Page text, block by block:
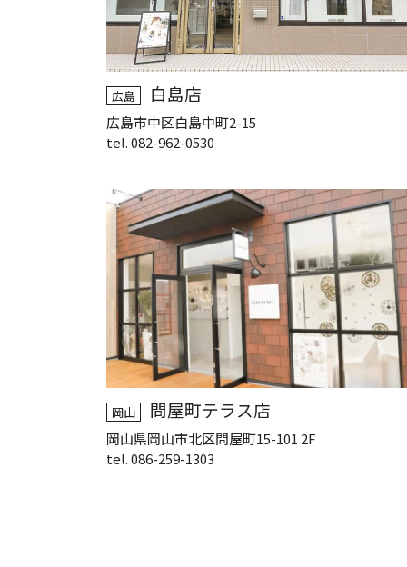
広島 白島店
広島市中区白島中町2-15
tel. 082-962-0530
岡山 問屋町テラス店
岡山県岡山市北区問屋町15-101 2F
tel. 086-259-1303